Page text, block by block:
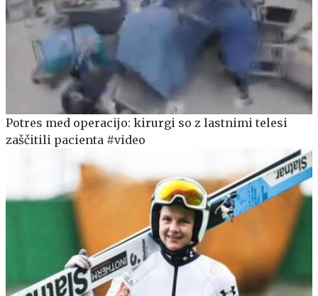
Potres med operacijo: kirurgi so z lastnimi telesi
zaščitili pacienta #video